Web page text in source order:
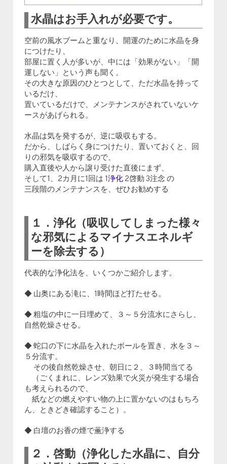
水晶はお手入れが必要です。
空前の風水ブームと重なり、開運のために水晶を身
につけたり、
部屋に置く人が多いが、中には「効果がない」「開
運しない」という声も聞く。
その大きな原因のひとつとして、ただ水晶を持って
いるだけ、
置いているだけで、メンテナンスがされていないケ
ースがあげられる。
水晶は気を発するが、逆に吸収もする。
だから、しばらく身につけたり、置いておくと、回
りの邪気を吸収するので、
購入直後や人から譲り受けた直後にまず、
そして1、2カ月に1回は 1浄化 2啓動 3注念 の
三段階のメンテナンスを、ぜひお勧めする
１．浄化（吸収してしまった様々
な邪気によるマイナスエネルギ
ーを除去する）
代表的な浄化法を、いくつかご紹介します。
◆ 山奥にある滝に、1時間ほど打たせる。
◆ 粗塩の中に一日埋めて、３～５分流水にさらし、
自然乾燥させる。
◆ 蛇口の下に水晶を入れたボールを置き、水を３～
５分流す。
その後自然乾燥させ、朝日に２、３時間当てる
（ごくまれに、レンズ効果で火災が発生する場合
も考えられるので、
紙などの燃えやすい物の上に置かないのはもちろ
ん、ときどき確認すること）。
◆ 白壇のお香の煙で薫浄する
２．啓動（浄化した水晶に、自分